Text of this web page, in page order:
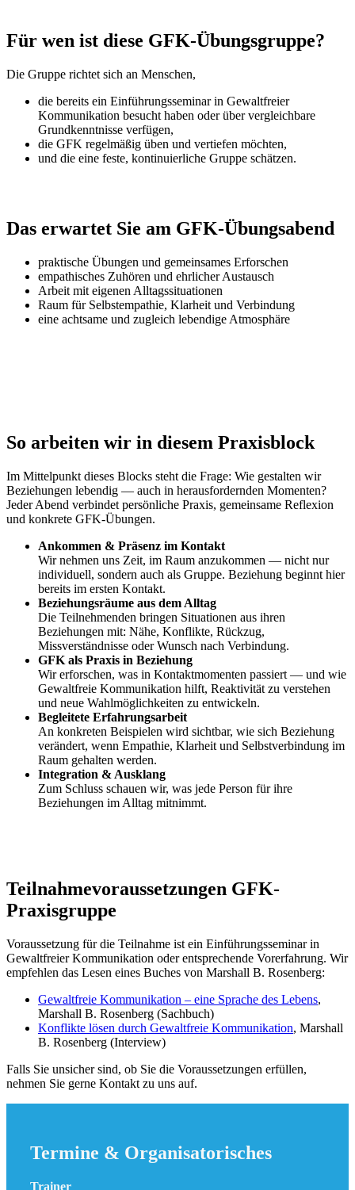
Für wen ist diese GFK-Übungsgruppe?
Die Gruppe richtet sich an Menschen,
die bereits ein Einführungsseminar in Gewaltfreier
Kommunikation besucht haben oder über vergleichbare
Grundkenntnisse verfügen,
die GFK regelmäßig üben und vertiefen möchten,
und die eine feste, kontinuierliche Gruppe schätzen.
Das erwartet Sie am GFK-Übungsabend
praktische Übungen und gemeinsames Erforschen
empathisches Zuhören und ehrlicher Austausch
Arbeit mit eigenen Alltagssituationen
Raum für Selbstempathie, Klarheit und Verbindung
eine achtsame und zugleich lebendige Atmosphäre
So arbeiten wir in diesem Praxisblock
Im Mittelpunkt dieses Blocks steht die Frage: Wie gestalten wir
Beziehungen lebendig — auch in herausfordernden Momenten?
Jeder Abend verbindet persönliche Praxis, gemeinsame Reflexion
und konkrete GFK-Übungen.
Ankommen & Präsenz im Kontakt
Wir nehmen uns Zeit, im Raum anzukommen — nicht nur
individuell, sondern auch als Gruppe. Beziehung beginnt hier
bereits im ersten Kontakt.
Beziehungsräume aus dem Alltag
Die Teilnehmenden bringen Situationen aus ihren
Beziehungen mit: Nähe, Konflikte, Rückzug,
Missverständnisse oder Wunsch nach Verbindung.
GFK als Praxis in Beziehung
Wir erforschen, was in Kontaktmomenten passiert — und wie
Gewaltfreie Kommunikation hilft, Reaktivität zu verstehen
und neue Wahlmöglichkeiten zu entwickeln.
Begleitete Erfahrungsarbeit
An konkreten Beispielen wird sichtbar, wie sich Beziehung
verändert, wenn Empathie, Klarheit und Selbstverbindung im
Raum gehalten werden.
Integration & Ausklang
Zum Schluss schauen wir, was jede Person für ihre
Beziehungen im Alltag mitnimmt.
Teilnahmevoraussetzungen GFK-
Praxisgruppe
Voraussetzung für die Teilnahme ist ein Einführungsseminar in
Gewaltfreier Kommunikation oder entsprechende Vorerfahrung. Wir
empfehlen das Lesen eines Buches von Marshall B. Rosenberg:
Gewaltfreie Kommunikation – eine Sprache des Lebens,
Marshall B. Rosenberg (Sachbuch)
Konflikte lösen durch Gewaltfreie Kommunikation, Marshall
B. Rosenberg (Interview)
Falls Sie unsicher sind, ob Sie die Voraussetzungen erfüllen,
nehmen Sie gerne Kontakt zu uns auf.
Termine & Organisatorisches
Trainer